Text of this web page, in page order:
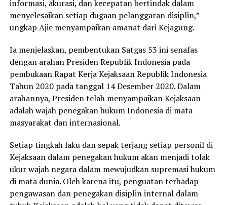
informasi, akurasi, dan kecepatan bertindak dalam
menyelesaikan setiap dugaan pelanggaran disiplin,”
ungkap Ajie menyampaikan amanat dari Kejagung.
Ia menjelaskan, pembentukan Satgas 53 ini senafas
dengan arahan Presiden Republik Indonesia pada
pembukaan Rapat Kerja Kejaksaan Republik Indonesia
Tahun 2020 pada tanggal 14 Desember 2020. Dalam
arahannya, Presiden telah menyampaikan Kejaksaan
adalah wajah penegakan hukum Indonesia di mata
masyarakat dan internasional.
Setiap tingkah laku dan sepak terjang setiap personil di
Kejaksaan dalam penegakan hukum akan menjadi tolak
ukur wajah negara dalam mewujudkan supremasi hukum
di mata dunia. Oleh karena itu, penguatan terhadap
pengawasan dan penegakan disiplin internal dalam